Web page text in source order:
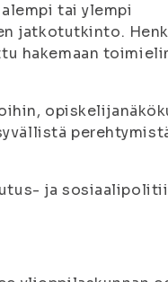
tai ylempi
jatkotutkinto.
hakemaan
ja